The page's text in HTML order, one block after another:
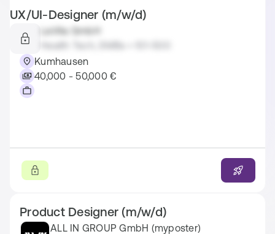
UX/UI-Designer (m/w/d)
LaVita GmbH
Kumhausen
40,000 - 50,000 €
Product Designer (m/w/d)
ALL IN GROUP GmbH (myposter)